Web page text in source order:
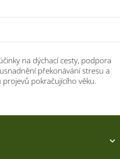
na dýchací cesty, podpora
překonávání stresu a
pokračujícího věku.